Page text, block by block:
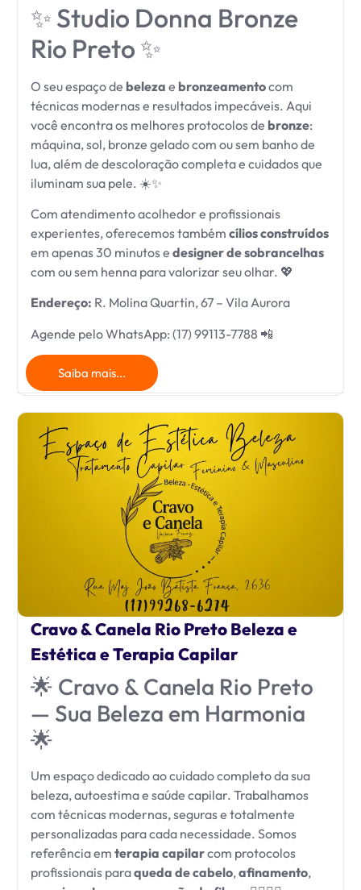
✨ Studio Donna Bronze
Rio Preto ✨
O seu espaço de beleza e bronzeamentocom
técnicas modernas e resultados impecáveis. Aqui
você encontra os melhores protocolos de bronze:
máquina, sol, bronze gelado com ou sem banho de
lua, além de descoloração completa e cuidados que
iluminam sua pele. ☀️✨
Com atendimento acolhedor e profissionais
experientes, oferecemos também cílios construídos
em apenas 30 minutos e designer de sobrancelhas
com ou sem henna para valorizar seu olhar. 💖
Endereço: R. Molina Quartin, 67 – Vila Aurora
Agende pelo WhatsApp: (17) 99113-7788 📲
Saiba mais...
Cravo & Canela Rio Preto Beleza e
Estética e Terapia Capilar
🌟 Cravo & Canela Rio Preto
— Sua Beleza em Harmonia
🌟
Um espaço dedicado ao cuidado completo da sua
beleza, autoestima e saúde capilar. Trabalhamos
com técnicas modernas, seguras e totalmente
personalizadas para cada necessidade. Somos
referência em terapia capilarcom protocolos
profissionais paraqueda de cabelo, afinamento,